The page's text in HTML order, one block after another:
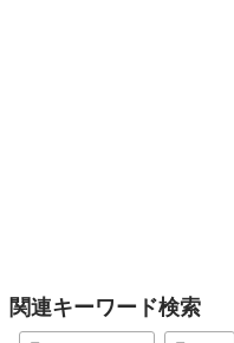
関連キーワード検索